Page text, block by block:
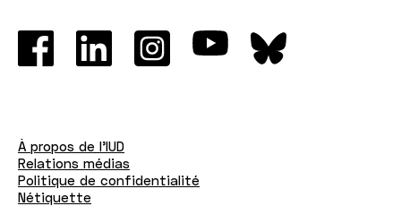
À propos de l'IUD
Relations médias
Politique de confidentialité
Nétiquette